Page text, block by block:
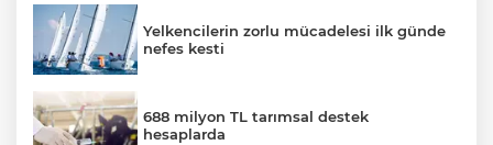
Yelkencilerin zorlu mücadelesi ilk günde
nefes kesti
688 milyon TL tarımsal destek
hesaplarda